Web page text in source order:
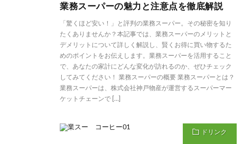
業務スーパーの魅力と注意点を徹底解説
「驚くほど安い！」と評判の業務スーパー。その秘密を知り
たくありませんか？本記事では、業務スーパーのメリットと
デメリットについて詳しく解説し、賢くお得に買い物するた
めのポイントをお伝えします。業務スーパーを活用すること
で、あなたの家計にどんな変化が訪れるのか、ぜひチェック
してみてください！ 業務スーパーの概要 業務スーパーとは？
業務スーパーは、株式会社神戸物産が運営するスーパーマー
ケットチェーンで […]
ドリンク